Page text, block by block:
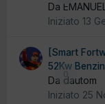
Da
Iniziato 13
0
[Smart
52Kw
Da dautom
Iniziato 25